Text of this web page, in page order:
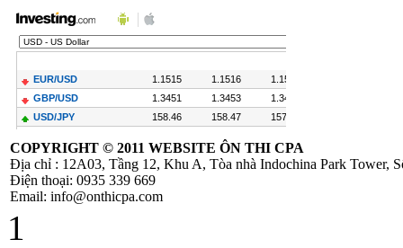
GTGT
Hóa Đơn Bị Sai
Sót Nhỏ Vẫn
Được Chấp Nhận
TT 219/2013/TT-
BTC hướng dẫn
COPYRIGHT © 2011 WEBSITE ÔN THI CPA
Địa chỉ : 12A03, Tầng 12, Khu A, Tòa nhà Indochina Park Tower,
Điện thoại: 0935 339 669
Email: info@onthicpa.com
1